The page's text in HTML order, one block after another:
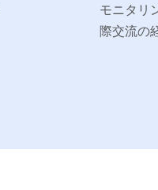
モニタリ
際交流の